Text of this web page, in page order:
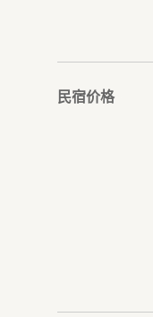
民宿价格